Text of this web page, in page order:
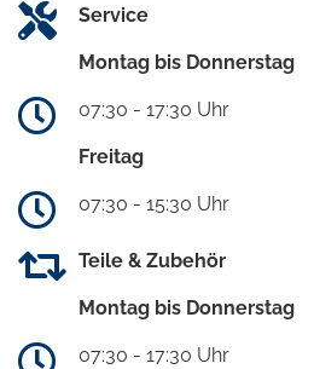
Service
Montag bis Donnerstag
07:30 - 17:30 Uhr
Freitag
07:30 - 15:30 Uhr
Teile & Zubehör
Montag bis Donnerstag
07:30 - 17:30 Uhr